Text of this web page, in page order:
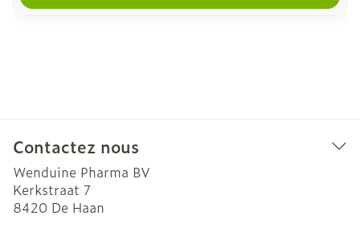
Contactez nous
Wenduine Pharma BV
Kerkstraat 7
8420 De Haan